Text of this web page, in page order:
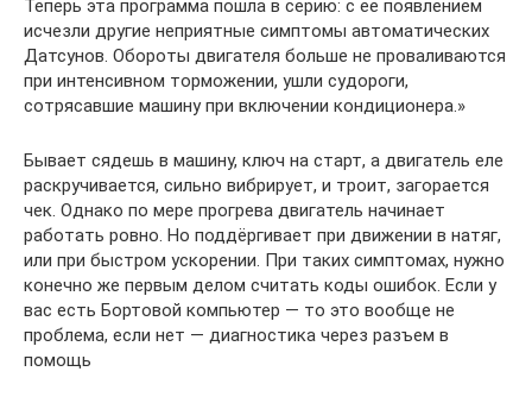
Теперь эта программа пошла в серию: с ее появлением
исчезли другие неприятные симптомы автоматических
Датсунов. Обороты двигателя больше не проваливаются
при интенсивном торможении, ушли судороги,
сотрясавшие машину при включении кондиционера.»
Бывает сядешь в машину, ключ на старт, а двигатель еле
раскручивается, сильно вибрирует, и троит, загорается
чек. Однако по мере прогрева двигатель начинает
работать ровно. Но поддёргивает при движении в натяг,
или при быстром ускорении. При таких симптомах, нужно
конечно же первым делом считать коды ошибок. Если у
вас есть Бортовой компьютер — то это вообще не
проблема, если нет — диагностика через разъем в
помощь